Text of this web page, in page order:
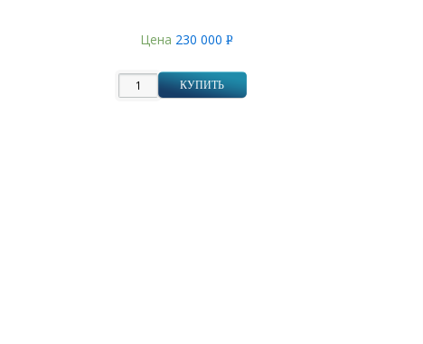
Цена 230 000Р
КУПИТЬ